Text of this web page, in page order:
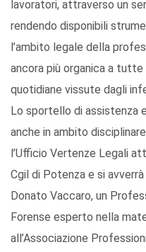
lavoratori, attraverso un
rendendo disponibili
l’ambito legale della
ancora più organica a
quotidiane vissute dagli
Lo sportello di assistenza
anche in ambito
l’Ufficio Vertenze Legali
Cgil di Potenza e si
Donato Vaccaro, un
Forense esperto nella
all’Associazione